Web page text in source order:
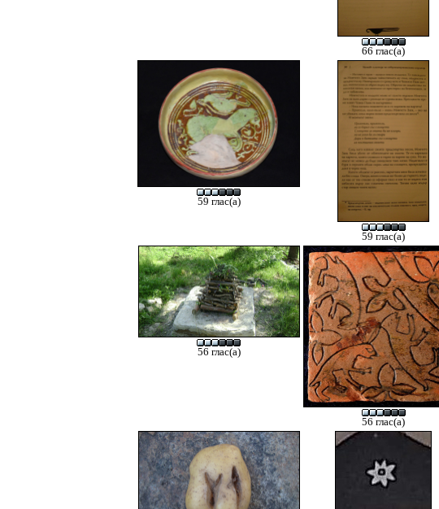
66 глас(а)
59 глас(а)
59 глас(а)
56 глас(а)
56 глас(а)